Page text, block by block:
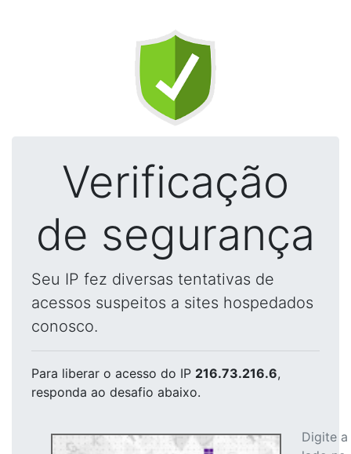
Verificação
de segurança
Seu IP fez diversas tentativas de
acessos suspeitos a sites hospedados
conosco.
Para liberar o acesso do IP 216.73.216.6,
responda ao desafio abaixo.
Digite